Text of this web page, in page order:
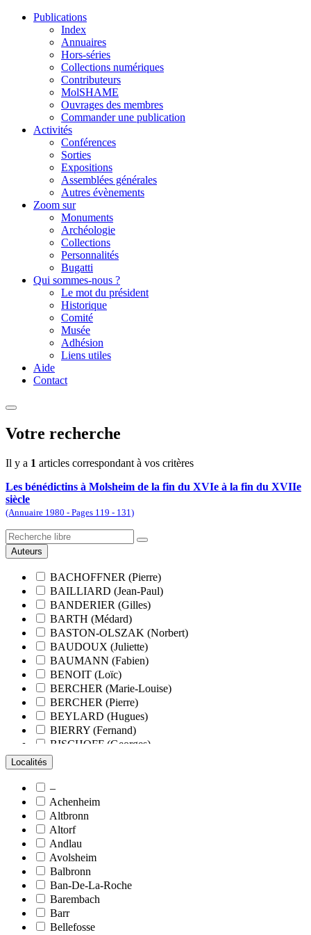
Publications
Index
Annuaires
Hors-séries
Collections numériques
Contributeurs
MolSHAME
Ouvrages des membres
Commander une publication
Activités
Conférences
Sorties
Expositions
Assemblées générales
Autres évènements
Zoom sur
Monuments
Archéologie
Collections
Personnalités
Bugatti
Qui sommes-nous ?
Le mot du président
Historique
Comité
Musée
Adhésion
Liens utiles
Aide
Contact
Votre recherche
Il y a 1 articles correspondant à vos critères
Les bénédictins à Molsheim de la fin du XVIe à la fin du XVIIe
siècle
(Annuaire 1980 - Pages 119 - 131)
Auteurs
BACHOFFNER (Pierre)
BAILLIARD (Jean-Paul)
BANDERIER (Gilles)
BARTH (Médard)
BASTON-OLSZAK (Norbert)
BAUDOUX (Juliette)
BAUMANN (Fabien)
BENOIT (Loïc)
BERCHER (Marie-Louise)
BERCHER (Pierre)
BEYLARD (Hugues)
BIERRY (Fernand)
BISCHOFF (Georges)
BLANCHARD (François)
BLANCHARD (Pierre-Valentin)
BLUMENROEDER (Quentin)
BOEHLER (Jean-Michel)
BOËS (Simone)
BORNERT (René)
BOUR (Bernard)
BOURCART (Jean)
BOUVET (Maurice)
BOXBERGER (Romain)
BRAUN (Jean)
BRAUN (Suzanne)
Localités
–
Achenheim
Altbronn
Altorf
Andlau
Avolsheim
Balbronn
Ban-De-La-Roche
Barembach
Barr
Bellefosse